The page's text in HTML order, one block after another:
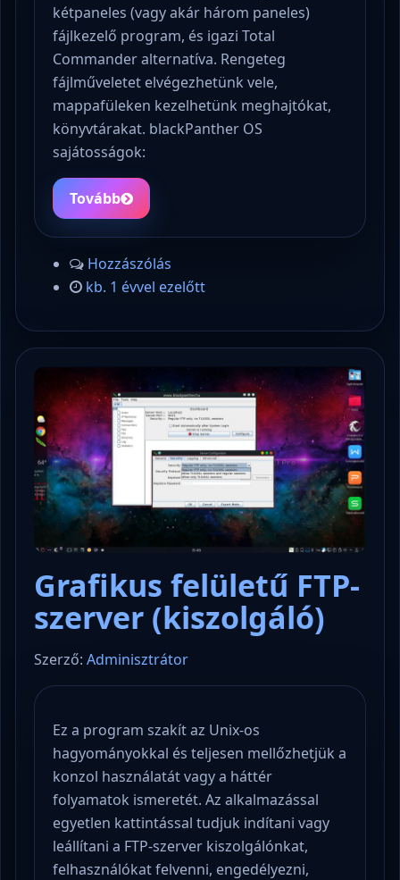
kétpaneles (vagy akár három paneles)
fájlkezelő program, és igazi Total
Commander alternatíva. Rengeteg
fájlműveletet elvégezhetünk vele,
mappafüleken kezelhetünk meghajtókat,
könyvtárakat. blackPanther OS
sajátosságok:
Tovább
Hozzászólás
kb. 1 évvel ezelőtt
Grafikus felületű FTP-
szerver (kiszolgáló)
Szerző: Adminisztrátor
Ez a program szakít az Unix-os
hagyományokkal és teljesen mellőzhetjük a
konzol használatát vagy a háttér
folyamatok ismeretét. Az alkalmazással
egyetlen kattintással tudjuk indítani vagy
leállítani a FTP-szerver kiszolgálónkat,
felhasználókat felvenni, engedélyezni,